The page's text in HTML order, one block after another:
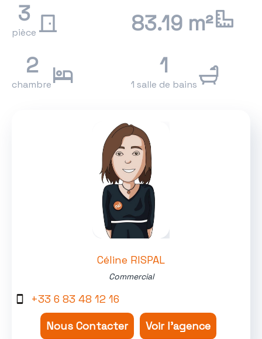
3
pièce
83.19 m²
2
chambre
1
1 salle de bains
Céline RISPAL
Commercial
+33 6 83 48 12 16
Nous Contacter
Voir l'agence